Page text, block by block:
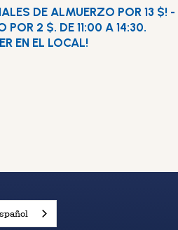
DE ALMUERZO POR 13 $! -
POR 2 $. DE 11:00 A 14:30.
EN EL LOCAL!